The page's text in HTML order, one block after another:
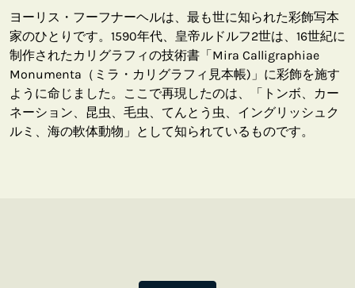
ヨーリス・フーフナーヘルは、最も世に知られた彩飾写本
家のひとりです。1590年代、皇帝ルドルフ2世は、16世紀に
制作されたカリグラフィの技術書「Mira Calligraphiae
Monumenta（ミラ・カリグラフィ見本帳)」に彩飾を施す
ように命じました。ここで再現したのは、「トンボ、カー
ネーション、昆虫、毛虫、てんとう虫、イングリッシュク
ルミ、海の軟体動物」として知られているものです。